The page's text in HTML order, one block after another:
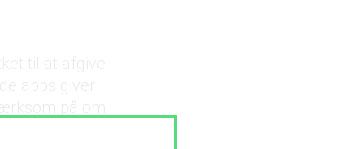
til at afgive
apps giver
på om